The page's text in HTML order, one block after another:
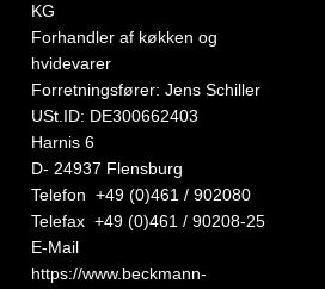
KG
Forhandler af køkken og
hvidevarer
Forretningsfører: Jens Schiller
USt.ID: DE300662403
Harnis 6
D- 24937 Flensburg
Telefon +49 (0)461 / 902080
Telefax +49 (0)461 / 90208-25
E-Mail
https://www.beckmann-